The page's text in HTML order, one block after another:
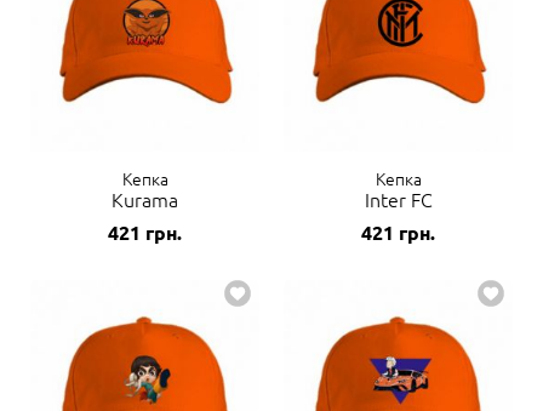
Кепка
Kurama
421 грн.
Кепка
Inter FC
421 грн.